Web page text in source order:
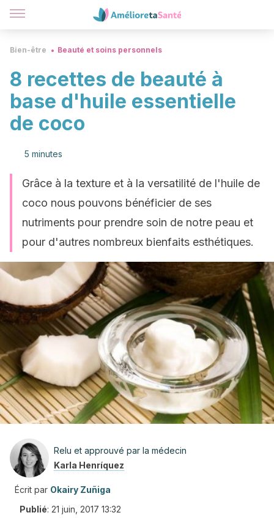
Bien-être Beauté et soins personnels
8 recettes de beauté à
base d'huile essentielle
de coco
5 minutes
Grâce à la texture et à la versatilité de l'huile de
coco nous pouvons bénéficier de ses
nutriments pour prendre soin de notre peau et
pour d'autres nombreux bienfaits esthétiques.
Relu et approuvé par la médecin
Karla Henríquez
Écrit par Okairy Zuñiga
Publié: 21 juin, 2017 13:32